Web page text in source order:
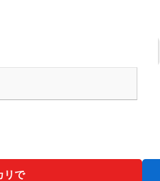
リで